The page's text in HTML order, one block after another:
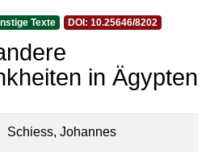
Texte DOI: 10.25646/8202
in Ägypten
Schiess, Johannes